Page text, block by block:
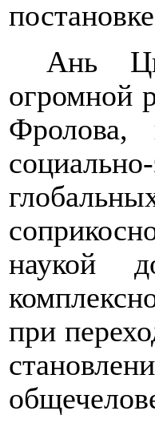
Ань
огромной
Фролова,
наукой
при